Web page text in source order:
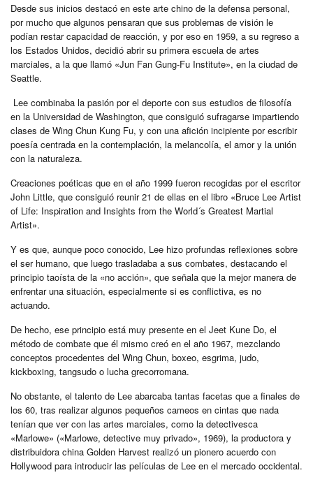
Desde sus inicios destacó en este arte chino de la defensa personal,
por mucho que algunos pensaran que sus problemas de visión le
podían restar capacidad de reacción, y por eso en 1959, a su regreso a
los Estados Unidos, decidió abrir su primera escuela de artes
marciales, a la que llamó «Jun Fan Gung-Fu Institute», en la ciudad de
Seattle.
Lee combinaba la pasión por el deporte con sus estudios de filosofía
en la Universidad de Washington, que consiguió sufragarse impartiendo
clases de Wing Chun Kung Fu, y con una afición incipiente por escribir
poesía centrada en la contemplación, la melancolía, el amor y la unión
con la naturaleza.
Creaciones poéticas que en el año 1999 fueron recogidas por el escritor
John Little, que consiguió reunir 21 de ellas en el libro «Bruce Lee Artist
of Life: Inspiration and Insights from the World´s Greatest Martial
Artist».
Y es que, aunque poco conocido, Lee hizo profundas reflexiones sobre
el ser humano, que luego trasladaba a sus combates, destacando el
principio taoísta de la «no acción», que señala que la mejor manera de
enfrentar una situación, especialmente si es conflictiva, es no
actuando.
De hecho, ese principio está muy presente en el Jeet Kune Do, el
método de combate que él mismo creó en el año 1967, mezclando
conceptos procedentes del Wing Chun, boxeo, esgrima, judo,
kickboxing, tangsudo o lucha grecorromana.
No obstante, el talento de Lee abarcaba tantas facetas que a finales de
los 60, tras realizar algunos pequeños cameos en cintas que nada
tenían que ver con las artes marciales, como la detectivesca
«Marlowe» («Marlowe, detective muy privado», 1969), la productora y
distribuidora china Golden Harvest realizó un pionero acuerdo con
Hollywood para introducir las películas de Lee en el mercado occidental.